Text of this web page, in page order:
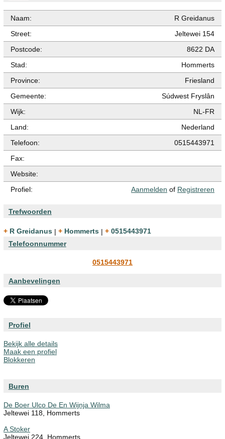
Naam:
R Greidanus
Street:
Jeltewei 154
Postcode:
8622 DA
Stad:
Hommerts
Province:
Friesland
Gemeente:
Súdwest Fryslân
Wijk:
NL-FR
Land:
Nederland
Telefoon:
0515443971
Fax:
Website:
Profiel:
Aanmelden of Registreren
Trefwoorden
+ R Greidanus | + Hommerts |
+ 0515443971
Telefoonnummer
0515443971
Aanbevelingen
Profiel
Bekijk alle details
Maak een profiel
Blokkeren
Buren
De Boer Ulco De En Wijnja Wilma
Jeltewei 118, Hommerts
A Stoker
Jeltewei 224, Hommerts